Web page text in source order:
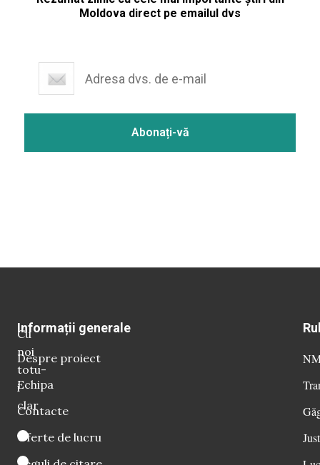
Moldova direct pe emailul dvs
Cu
noi
totu-
i
clar
Informații generale
Despre proiect
Echipa
Contacte
Oferte de lucru